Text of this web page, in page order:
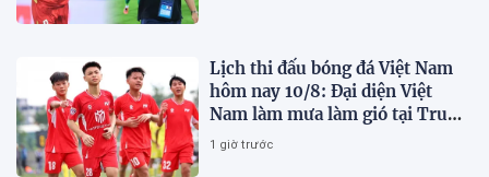
Lịch thi đấu bóng đá Việt Nam
hôm nay 10/8: Đại diện Việt
Nam làm mưa làm gió tại Trung
Quốc
1 giờ trước